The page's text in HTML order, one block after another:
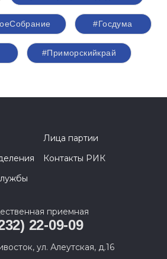
#Госдума
#Приморскийкрай
Лица партии
Контакты РИК
приемная
22-09-09
ул. Алеутская, д.16